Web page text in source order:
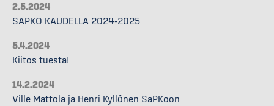
2.5.2024
SAPKO KAUDELLA 2024-2025
5.4.2024
Kiitos tuesta!
14.2.2024
Ville Mattola ja Henri Kyllönen SaPKoon